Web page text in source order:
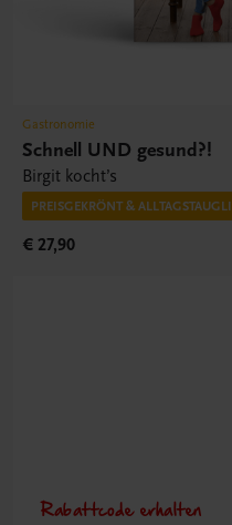
Gastronomie
Schnell UND gesund?!
Birgit kocht’s
PREISGEKRÖNT &
€ 27,90
Rabattcode erhalten